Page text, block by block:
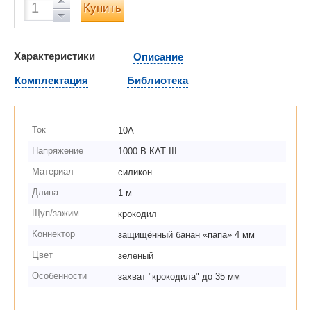
Купить
Характеристики
Описание
Комплектация
Библиотека
Ток
10А
Напряжение
1000 В КАТ III
Материал
силикон
Длина
1 м
Щуп/зажим
крокодил
Коннектор
защищённый банан «папа» 4 мм
Цвет
зеленый
Особенности
захват "крокодила" до 35 мм